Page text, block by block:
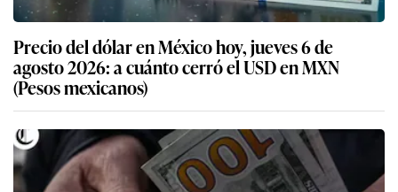
Precio del dólar en México hoy, jueves 6 de
agosto 2026: a cuánto cerró el USD en MXN
(Pesos mexicanos)